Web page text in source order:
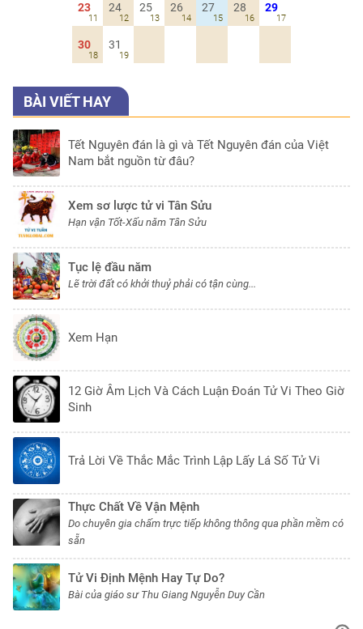
23
11
24
12
25
13
26
14
27
15
28
16
29
17
30
18
31
19
BÀI VIẾT HAY
Tết Nguyên đán là gì và Tết Nguyên đán của Việt
Nam bắt nguồn từ đâu?
Xem sơ lược tử vi Tân Sửu
Hạn vận Tốt-Xấu năm Tân Sửu
Tục lệ đầu năm
Lẽ trời đất có khởi thuỷ phải có tận cùng...
Xem Hạn
12 Giờ Âm Lịch Và Cách Luận Đoán Tử Vi Theo Giờ
Sinh
Trả Lời Về Thắc Mắc Trình Lập Lấy Lá Số Tử Vi
Thực Chất Về Vận Mệnh
Do chuyên gia chấm trực tiếp không thông qua phần mềm có
sẵn
Tử Vi Định Mệnh Hay Tự Do?
Bài của giáo sư Thu Giang Nguyễn Duy Cần